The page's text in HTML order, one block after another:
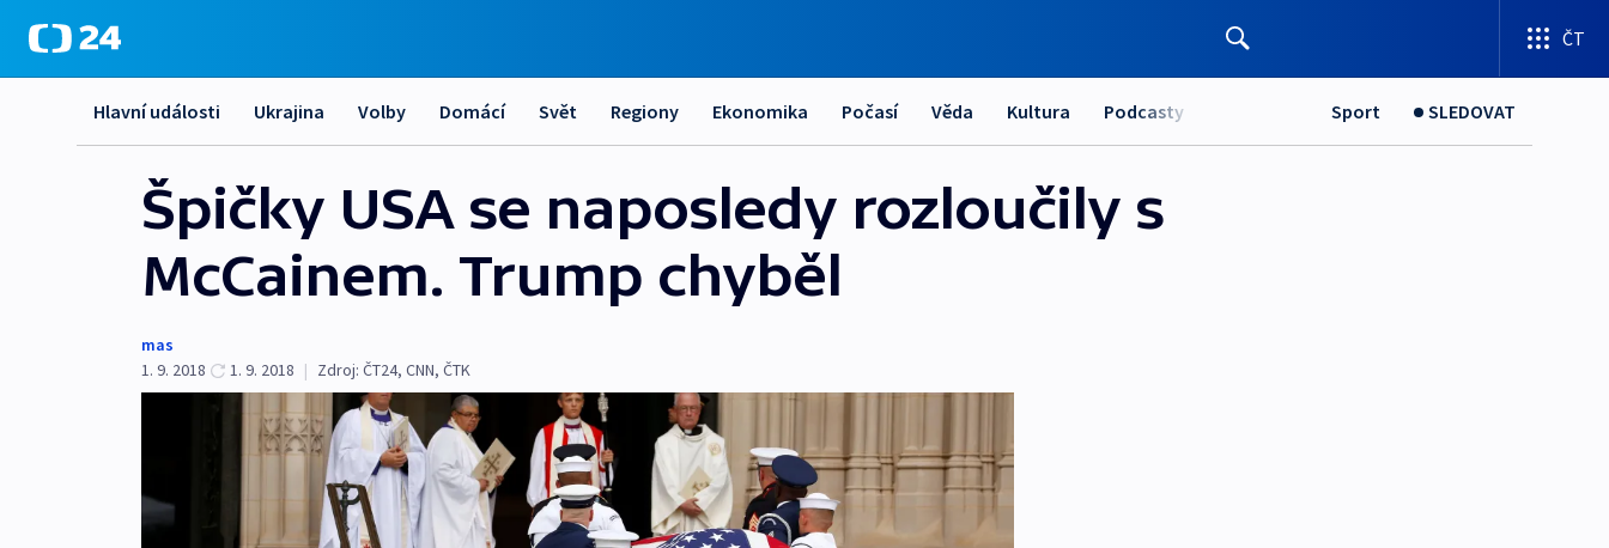
ČT
Hlavní události Ukrajina Volby Domácí Svět Regiony Ekonomika Počasí Věda Kultura Podcasty Sport SLEDOVAT
Špičky USA se naposledy rozloučily s
McCainem. Trump chyběl
mas
1. 9. 2018
1. 9. 2018 | Zdroj: ČT24, CNN, ČTK